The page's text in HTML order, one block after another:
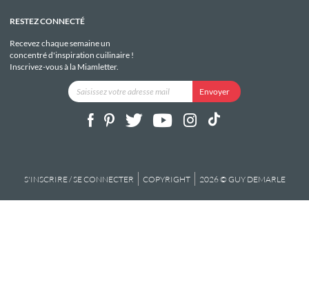
RESTEZ CONNECTÉ
Recevez chaque semaine un
concentré d'inspiration cuilinaire !
Inscrivez-vous à la Miamletter.
S'INSCRIRE / SE CONNECTER COPYRIGHT 2026 © GUY DEMARLE